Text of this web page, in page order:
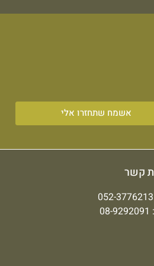
אשמח שתחזרו אלי
קשר
052-3776213